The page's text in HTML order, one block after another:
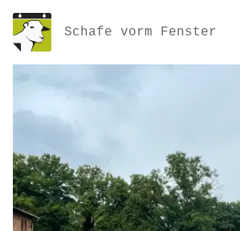
Schafe vorm Fenster